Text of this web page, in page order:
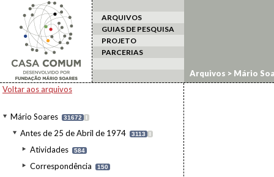
ARQUIVOS
GUIAS DE PESQUISA
PROJETO
PARCERIAS
Voltar aos arquivos
Mário Soares 31672 I
Antes de 25 de Abril de 1974 3113 I
Atividades 584
Correspondência 150
Arquivos > Mário